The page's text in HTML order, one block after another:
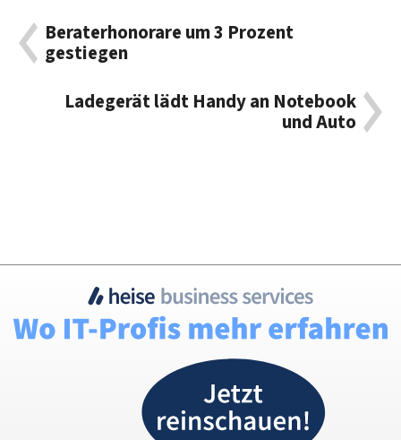
Beraterhonorare um 3 Prozent
gestiegen
Ladegerät lädt Handy an Notebook
und Auto